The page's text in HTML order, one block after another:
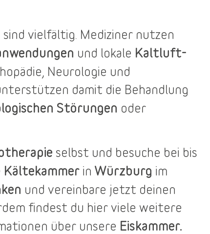
sind vielfältig. Mediziner nutzen
und lokale Kaltluft-
Neurologie und
damit die Behandlung
Störungen oder
selbst und besuche bei bis
Kältekammer in Würzburg im
und vereinbare jetzt deinen
findest du hierviele weitere
über unsere Eiskammer.